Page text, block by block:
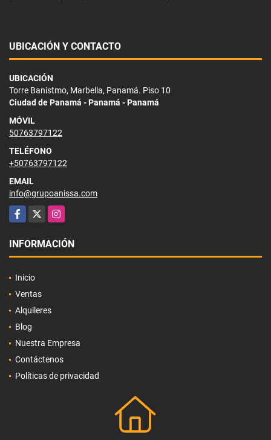
UBICACIÓN Y CONTACTO
UBICACIÓN
Torre Banistmo, Marbella, Panamá. Piso 10
Ciudad de Panamá - Panamá - Panamá
MÓVIL
50763797122
TELÉFONO
+50763797122
EMAIL
info@grupoanissa.com
Facebook
X Instagram
INFORMACIÓN
Inicio
Ventas
Alquileres
Blog
Nuestra Empresa
Contáctenos
Políticas de privacidad